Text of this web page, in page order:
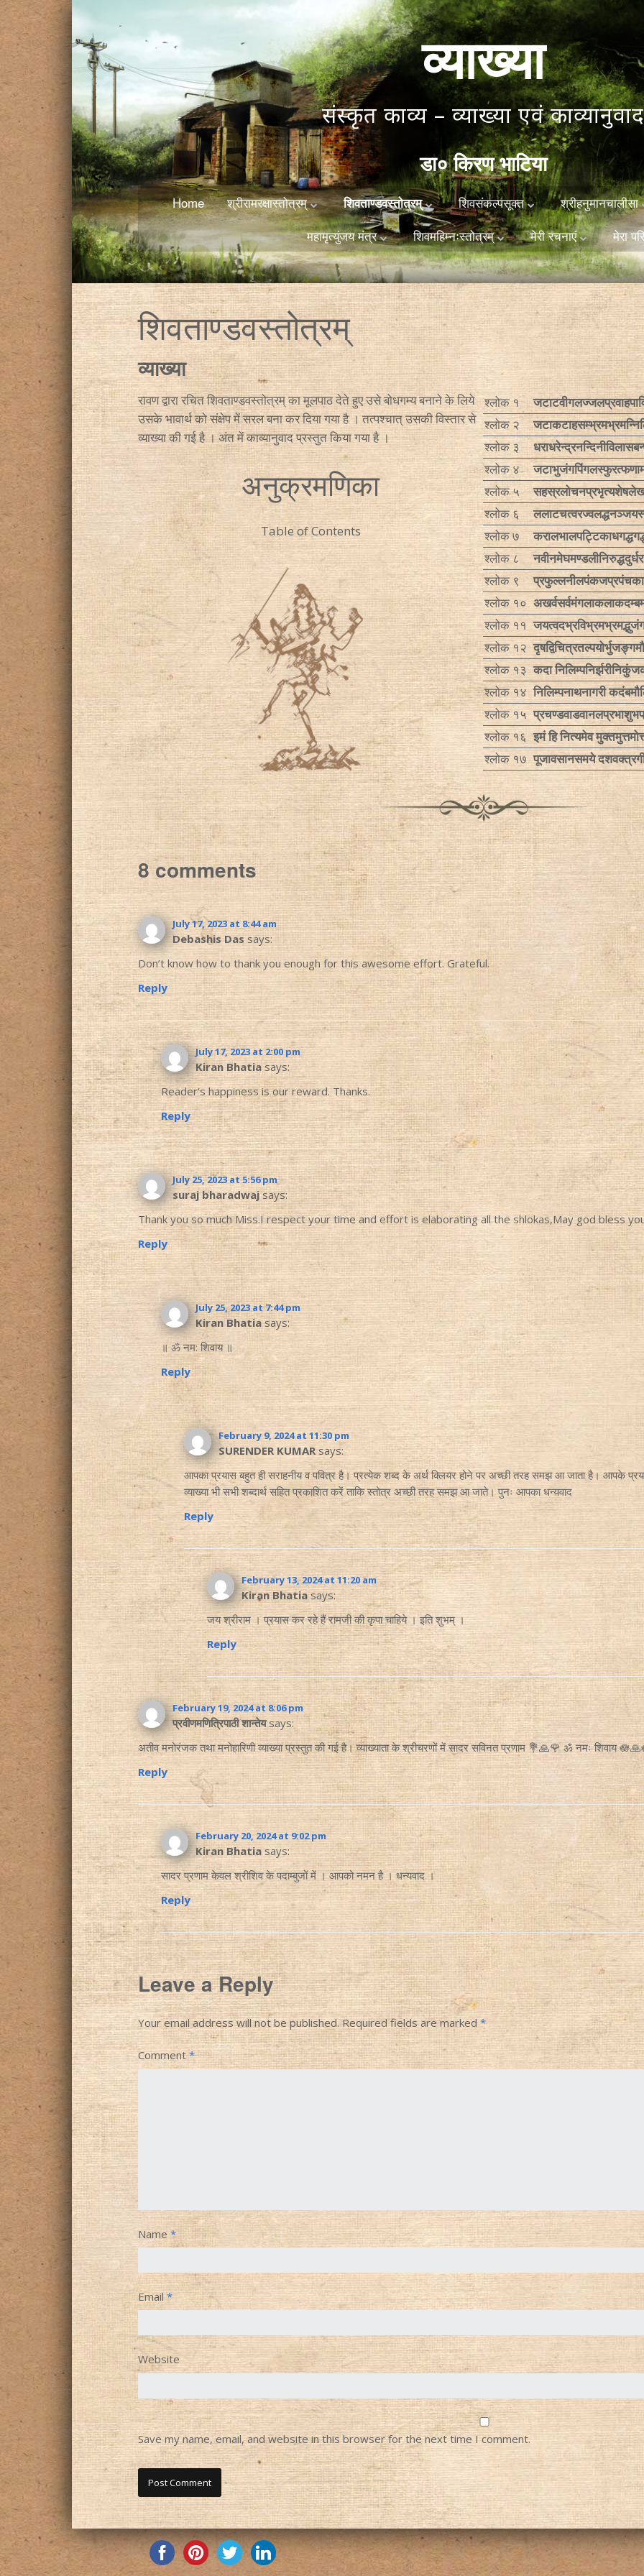
व्याख्या
संस्कृत काव्य – व्याख्या एवं काव्यानुवाद
डा० किरण भाटिया
Skip
to
content
Home श्रीरामरक्षास्तोत्रम् शिवताण्डवस्तोत्रम् शिवसंकल्पसूक्त
श्रीहनुमानचालीसा
महामृत्युंजय मंत्र
शिवमहिम्नःस्तोत्रम् मेरी रचनाएं मेरा
शिवताण्डवस्तोत्रम्
व्याख्या
रावण द्वारा रचित शिवताण्डवस्तोत्रम् का मूलपाठ देते हुए उसे बोधगम्य बनाने के लिये
उसके भावार्थ को संक्षेप में सरल बना कर दिया गया है । तत्पश्चात् उसकी विस्तार से
व्याख्या की गई है । अंत में काव्यानुवाद प्रस्तुत किया गया है ।
अनुक्रमणिका
Table of Contents
श्लोक १
श्लोक २
श्लोक ३
श्लोक ४
श्लोक ५
श्लोक ६
श्लोक ७
श्लोक ८
श्लोक ९
श्लोक १०
श्लोक ११
श्लोक १२
श्लोक १३ कदा
श्लोक १४ निलिम्पनाथनागरी
श्लोक १५
श्लोक १६ इमं हि नित्यमेव
श्लोक १७ पूजावसानसमये
8 comments
July 17, 2023 at 8:44 am
Debashis Das says:
Don’t know how to thank you enough for this awesome effort. Grateful.
Reply
July 17, 2023 at 2:00 pm
Kiran Bhatia says:
Reader’s happiness is our reward. Thanks.
Reply
July 25, 2023 at 5:56 pm
suraj bharadwaj says:
Thank you so much Miss.I respect your time and effort is elaborating all the shlokas,May god bless
Reply
July 25, 2023 at 7:44 pm
Kiran Bhatia says:
॥ ॐ नम: शिवाय ॥
Reply
February 9, 2024 at 11:30 pm
SURENDER KUMAR says:
आपका प्रयास बहुत ही सराहनीय व पवित्र है। प्रत्येक शब्द के अर्थ क्लियर होने पर अच्छी तरह समझ आ जाता है। आपके प्रयास
व्याख्या भी सभी शब्दार्थ सहित प्रकाशित करें ताकि स्तोत्र अच्छी तरह समझ आ जाते। पुनः आपका धन्यवाद
Reply
February 13, 2024 at 11:20 am
Kiran Bhatia says:
जय श्रीराम । प्रयास कर रहे हैं रामजी की कृपा चाहिये । इति शुभम् ।
Reply
February 19, 2024 at 8:06 pm
प्रवीणमणित्रिपाठी शान्तेय says:
अतीव मनोरंजक तथा मनोहारिणी व्याख्या प्रस्तुत की गई है। व्याख्याता के श्रीचरणों में सादर सविनत प्रणाम 💐🙏🌹 ॐ नमः शिवाय
Reply
February 20, 2024 at 9:02 pm
Kiran Bhatia says:
सादर प्रणाम केवल श्रीशिव के पदाम्बुजों में । आपको नमन है । धन्यवाद ।
Reply
Leave a Reply
Your email address will not be published. Required fields are marked *
Comment*
Name *
Email *
Website
Save my name, email, and website in this browser for the next time I comment.